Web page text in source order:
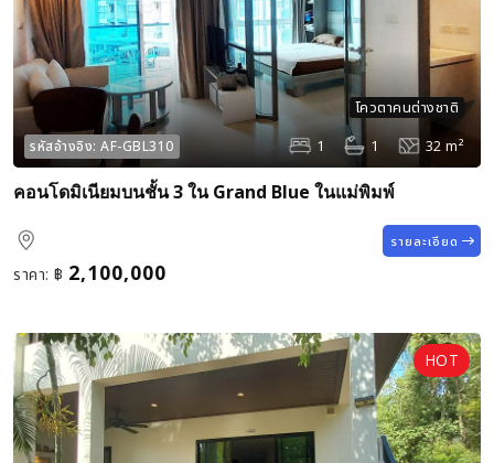
โควตาคนต่างชาติ
รหัสอ้างอิง: AF-GBL310 1 1 32 m²
คอนโดมิเนียมบนชั้น 3 ใน Grand Blue ในแม่พิมพ์
ราคา: ฿ 2,100,000
รายละเอียด